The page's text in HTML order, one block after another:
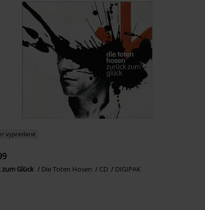
vypredané
zum Glück Die Toten Hosen CD DIGIPAK